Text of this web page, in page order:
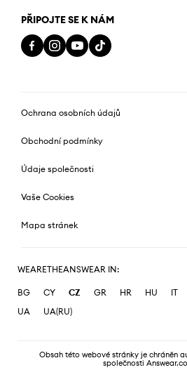
PŘIPOJTE SE K NÁM
Ochrana osobních údajů
Obchodní podmínky
Údaje společnosti
Vaše Cookies
Mapa stránek
WEARETHEANSWEAR IN:
BG CY CZ GR HR HU IT
UA
UA(RU)
Obsah této webové stránky je chráněn
společnosti